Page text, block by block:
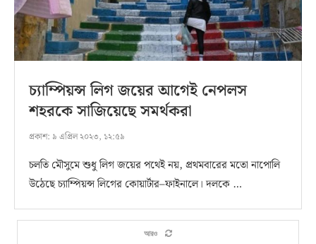
চ্যাম্পিয়ন্স লিগ জয়ের আগেই নেপলস
শহরকে সাজিয়েছে সমর্থকরা
প্রকাশ: ৯ এপ্রিল ২০২৩, ১২:৫৯
চলতি মৌসুমে শুধু লিগ জয়ের পথেই নয়, প্রথমবারের মতো নাপোলি
উঠেছে চ্যাম্পিয়ন্স লিগের কোয়ার্টার–ফাইনালে। দলকে …
আরও